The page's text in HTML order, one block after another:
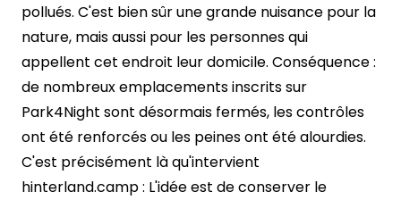
pollués. C'est bien sûr une grande nuisance pour la
nature, mais aussi pour les personnes qui
appellent cet endroit leur domicile. Conséquence :
de nombreux emplacements inscrits sur
Park4Night sont désormais fermés, les contrôles
ont été renforcés ou les peines ont été alourdies.
C'est précisément là qu'intervient
hinterland.camp : L'idée est de conserver le